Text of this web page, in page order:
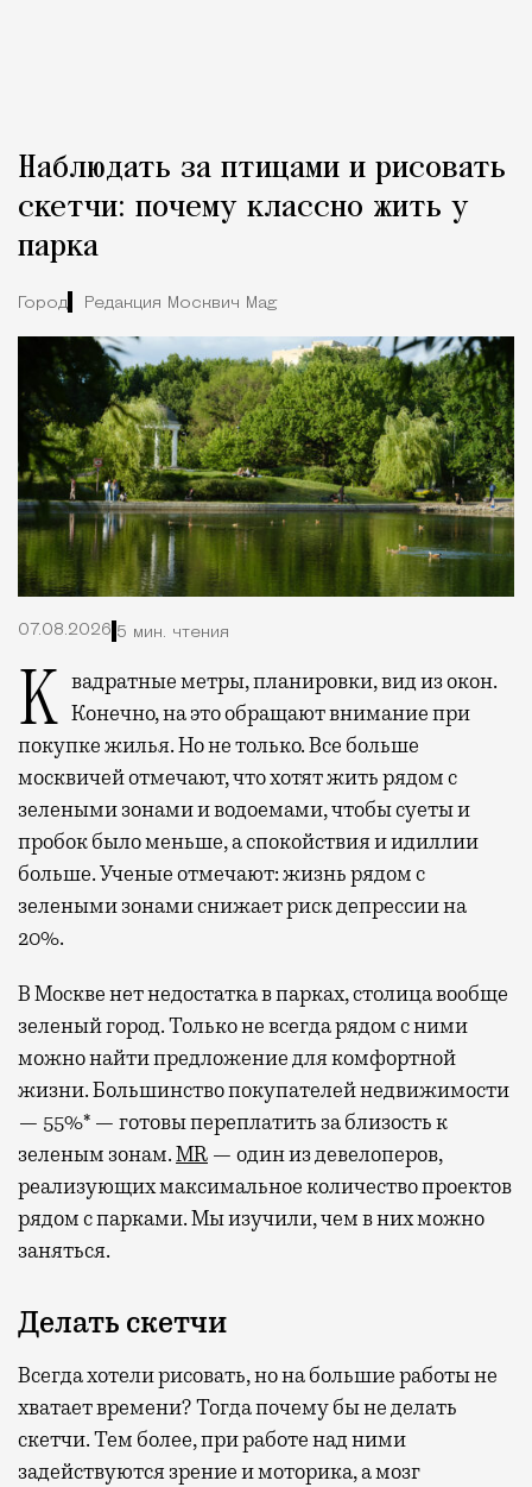
Наблюдать за птицами и рисовать
скетчи: почему классно жить у
парка
Город Редакция Москвич Mag
07.08.2026 5 мин. чтения
Квадратные метры, планировки, вид из окон. Конечно, на это обращают внимание при
покупке жилья. Но не только. Все больше
москвичей отмечают, что хотят жить рядом с
зелеными зонами и водоемами, чтобы суеты и
пробок было меньше, а спокойствия и идиллии
больше. Ученые отмечают: жизнь рядом с
зелеными зонами снижает риск депрессии на
20%.
В Москве нет недостатка в парках, столица вообще
зеленый город. Только не всегда рядом с ними
можно найти предложение для комфортной
жизни. Большинство покупателей недвижимости
— 55%* — готовы переплатить за близость к
зеленым зонам.MR — один из девелоперов,
реализующих максимальное количество проектов
рядом с парками. Мы изучили, чем в них можно
заняться.
Делать скетчи
Всегда хотели рисовать, но на большие работы не
хватает времени? Тогда почему бы не делать
скетчи. Тем более, при работе над ними
задействуются зрение и моторика, а мозг